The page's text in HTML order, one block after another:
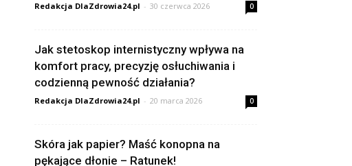
Redakcja DlaZdrowia24.pl - 30 czerwca 2026 0
Jak stetoskop internistyczny wpływa na
komfort pracy, precyzję osłuchiwania i
codzienną pewność działania?
Redakcja DlaZdrowia24.pl - 20 marca 2026 0
Skóra jak papier? Maść konopna na
pękające dłonie – Ratunek!